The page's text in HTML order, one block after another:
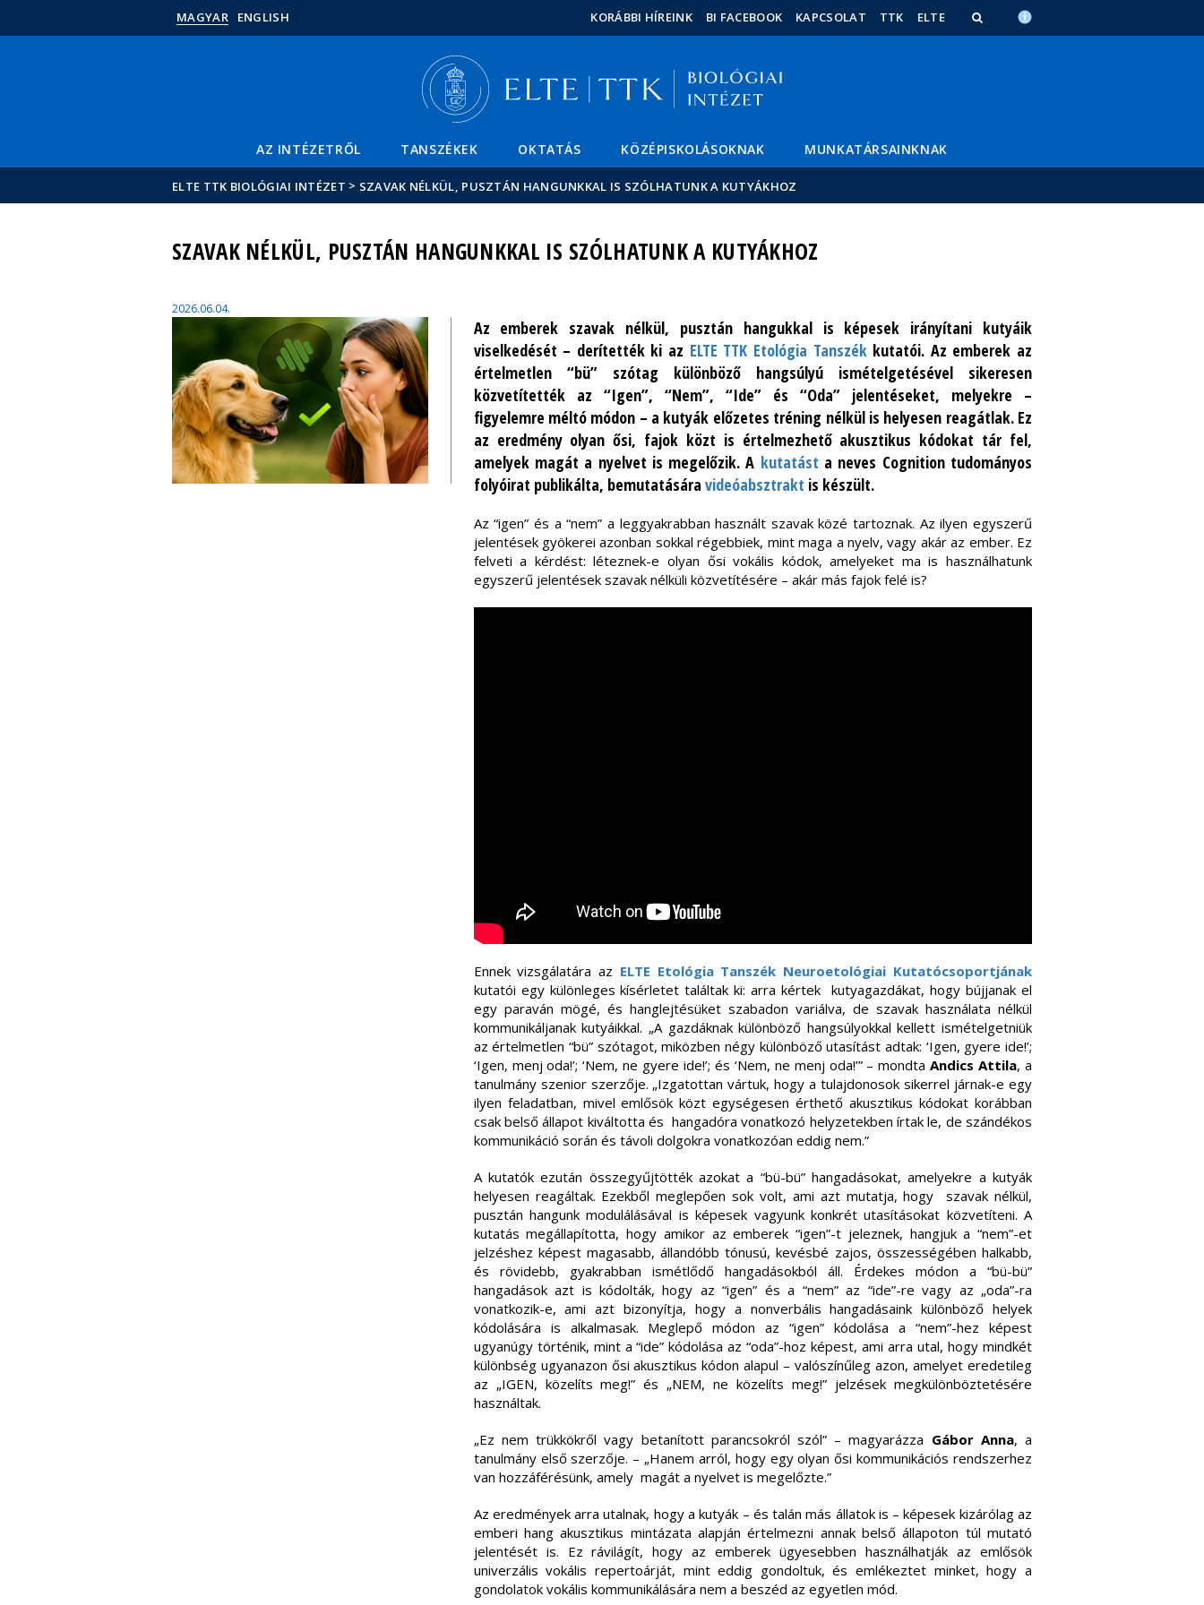
Hírek
Események
ELTE a
MAGYAR ENGLISH KORÁBBI HÍREINK BI FACEBOOK KAPCSOLAT TTK ELTE
AZ INTÉZETRŐL TANSZÉKEK OKTATÁS KÖZÉPISKOLÁSOKNAK MUNKATÁRSAINKNAK
ELTE TTK BIOLÓGIAI INTÉZET > SZAVAK NÉLKÜL, PUSZTÁN HANGUNKKAL IS SZÓLHATUNK A KUTYÁKHOZ
SZAVAK NÉLKÜL, PUSZTÁN HANGUNKKAL IS SZÓLHATUNK A KUTYÁKHOZ
2026.06.04.
Az emberek szavak nélkül, pusztán hangukkal is képesek irányítani kutyáik
viselkedését – derítették ki az ELTE TTK Etológia Tanszékkutatói. Az emberek az
értelmetlen “bü” szótag különböző hangsúlyú ismételgetésével sikeresen
közvetítették az “Igen”, “Nem”, “Ide” és “Oda” jelentéseket, melyekre –
figyelemre méltó módon – a kutyák előzetes tréning nélkül is helyesen reagátlak. Ez
az eredmény olyan ősi, fajok közt is értelmezhető akusztikus kódokat tár fel,
amelyek magát a nyelvet is megelőzik. A kutatást a neves Cognition tudományos
folyóirat publikálta, bemutatására videóabsztrakt is készült.
Az “igen” és a “nem” a leggyakrabban használt szavak közé tartoznak. Az ilyen egyszerű
jelentések gyökerei azonban sokkal régebbiek, mint maga a nyelv, vagy akár az ember. Ez
felveti a kérdést: léteznek-e olyan ősi vokális kódok, amelyeket ma is használhatunk
egyszerű jelentések szavak nélküli közvetítésére – akár más fajok felé is?
Ennek vizsgálatára az ELTE Etológia Tanszék Neuroetológiai Kutatócsoportjának
kutatói egy különleges kísérletet találtak ki: arra kértek kutyagazdákat, hogy bújjanak el
egy paraván mögé, és hanglejtésüket szabadon variálva, de szavak használata nélkül
kommunikáljanak kutyáikkal. „A gazdáknak különböző hangsúlyokkal kellett ismételgetniük
az értelmetlen “bü” szótagot, miközben négy különböző utasítást adtak: ‘Igen, gyere ide!’;
‘Igen, menj oda!’; ‘Nem, ne gyere ide!’; és ‘Nem, ne menj oda!’” – mondtaAndics Attila, a
tanulmány szenior szerzője. „Izgatottan vártuk, hogy a tulajdonosok sikerrel járnak-e egy
ilyen feladatban, mivel emlősök közt egységesen érthető akusztikus kódokat korábban
csak belső állapot kiváltotta és hangadóra vonatkozó helyzetekben írtak le, de szándékos
kommunikáció során és távoli dolgokra vonatkozóan eddig nem.”
A kutatók ezután összegyűjtötték azokat a “bü-bü” hangadásokat, amelyekre a kutyák
helyesen reagáltak. Ezekből meglepően sok volt, ami azt mutatja, hogy szavak nélkül,
pusztán hangunk modulálásával is képesek vagyunk konkrét utasításokat közvetíteni. A
kutatás megállapította, hogy amikor az emberek “igen”-t jeleznek, hangjuk a “nem”-et
jelzéshez képest magasabb, állandóbb tónusú, kevésbé zajos, összességében halkabb,
és rövidebb, gyakrabban ismétlődő hangadásokból áll. Érdekes módon a “bü-bü”
hangadások azt is kódolták, hogy az “igen” és a “nem” az “ide”-re vagy az „oda”-ra
vonatkozik-e, ami azt bizonyítja, hogy a nonverbális hangadásaink különböző helyek
kódolására is alkalmasak. Meglepő módon az “igen” kódolása a “nem”-hez képest
ugyanúgy történik, mint a “ide” kódolása az “oda”-hoz képest, ami arra utal, hogy mindkét
különbség ugyanazon ősi akusztikus kódon alapul – valószínűleg azon, amelyet eredetileg
az „IGEN, közelíts meg!” és „NEM, ne közelíts meg!” jelzések megkülönböztetésére
használtak.
„Ez nem trükkökről vagy betanított parancsokról szól” – magyarázza Gábor Anna, a
tanulmány első szerzője. – „Hanem arról, hogy egy olyan ősi kommunikációs rendszerhez
van hozzáférésünk, amely magát a nyelvet is megelőzte.”
Az eredmények arra utalnak, hogy a kutyák – és talán más állatok is – képesek kizárólag az
emberi hang akusztikus mintázata alapján értelmezni annak belső állapoton túl mutató
jelentését is. Ez rávilágít, hogy az emberek ügyesebben használhatják az emlősök
univerzális vokális repertoárját, mint eddig gondoltuk, és emlékeztet minket, hogy a
gondolatok vokális kommunikálására nem a beszéd az egyetlen mód.